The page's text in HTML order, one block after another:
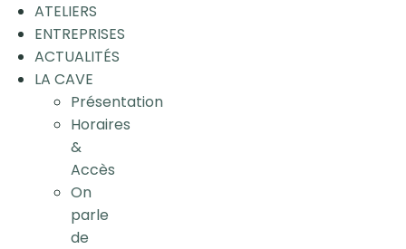
ATELIERS
ENTREPRISES
ACTUALITÉS
LA CAVE
Présentation
Horaires
&
Accès
On
parle
de